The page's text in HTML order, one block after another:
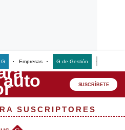
Empresas G de Gestión
SUSCRÍBETE
SUSCRIPTORES